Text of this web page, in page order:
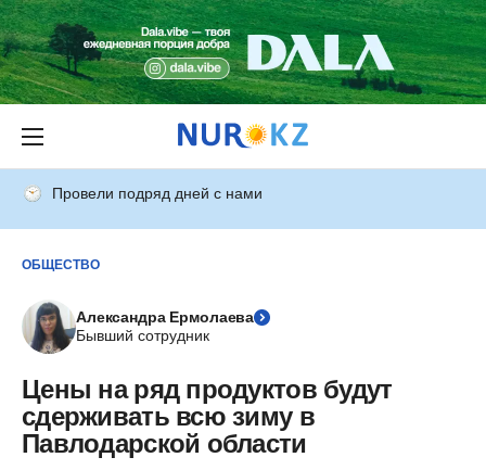
Провели подряд дней с нами
ОБЩЕСТВО
Александра Ермолаева
Бывший сотрудник
Цены на ряд продуктов будут
сдерживать всю зиму в
Павлодарской области